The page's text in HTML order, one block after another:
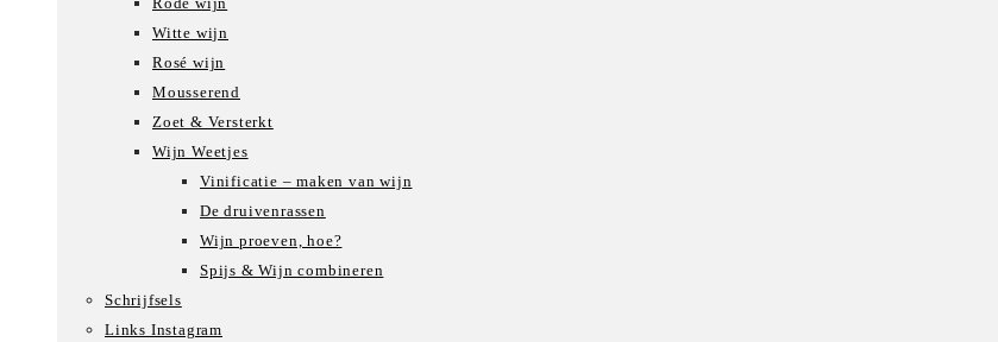
Witte wijn
Rosé wijn
Mousserend
Zoet & Versterkt
Wijn Weetjes
Vinificatie – maken van wijn
De druivenrassen
Wijn proeven, hoe?
Spijs & Wijn combineren
Schrijfsels
Links Instagram